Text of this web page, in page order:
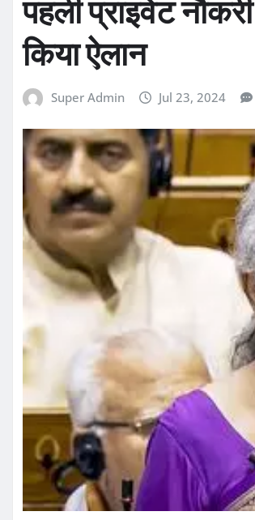
पहली प्राइवेट
किया ऐलान
Super Admin Jul 23, 2024